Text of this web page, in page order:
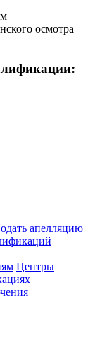
осмотра
апелляцию
Центры